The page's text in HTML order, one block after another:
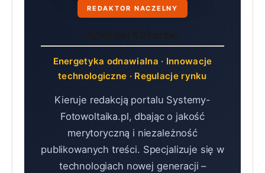
REDAKTOR NACZELNY
Andrzej Kotarski
Energetyka odnawialna · Innowacje
technologiczne · Regulacje rynku
Kieruje redakcją portalu Systemy-
Fotowoltaika.pl, dbając o jakość
merytoryczną i niezależność
publikowanych treści. Specjalizuje się w
technologiach nowej generacji –